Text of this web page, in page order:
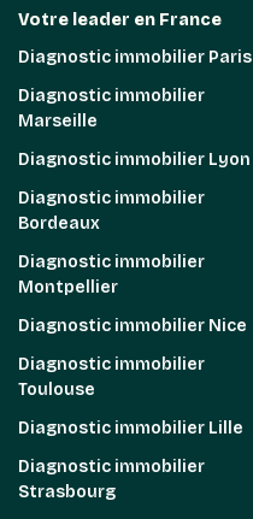
Votre leader en France
Diagnostic immobilier Paris
Diagnostic immobilier
Marseille
Diagnostic immobilier Lyon
Diagnostic immobilier
Bordeaux
Diagnostic immobilier
Montpellier
Diagnostic immobilier Nice
Diagnostic immobilier
Toulouse
Diagnostic immobilier Lille
Diagnostic immobilier
Strasbourg